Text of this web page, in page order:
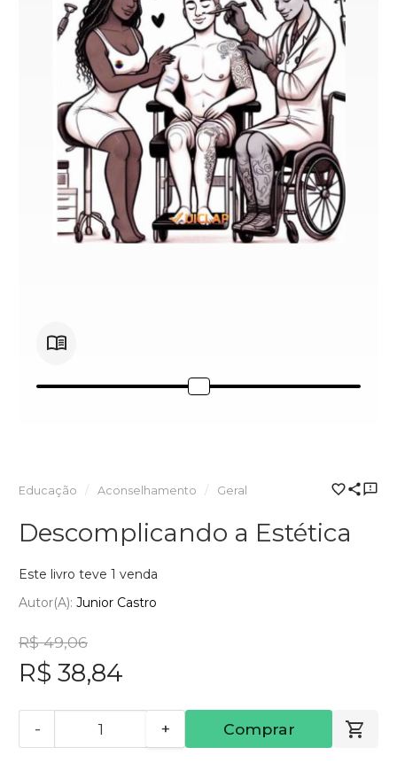
Educação Aconselhamento Geral
Descomplicando a Estética
Este livro teve 1 venda
Autor(a): Junior Castro
R$ 49,06
R$ 38,84
- + Comprar